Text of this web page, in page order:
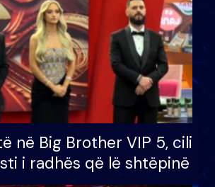
në Big Brother VIP 5, cili
i radhës që lë shtëpinë